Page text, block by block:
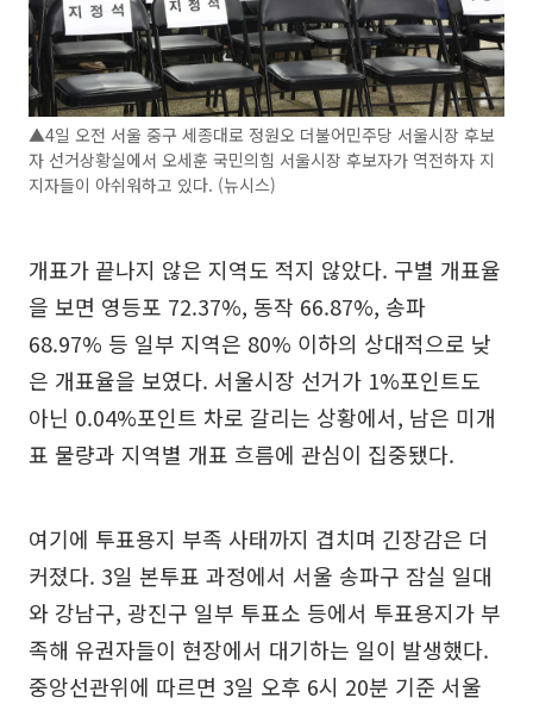
▲4일 오전 서울 중구 세종대로 정원오 더불어민주당 서울시장 후보
자 선거상황실에서 오세훈 국민의힘 서울시장 후보자가 역전하자 지
지자들이 아쉬워하고 있다. (뉴시스)
개표가 끝나지 않은 지역도 적지 않았다. 구별 개표율
을 보면 영등포 72.37%, 동작 66.87%, 송파
68.97% 등 일부 지역은 80% 이하의 상대적으로 낮
은 개표율을 보였다. 서울시장 선거가 1%포인트도
아닌 0.04%포인트 차로 갈리는 상황에서, 남은 미개
표 물량과 지역별 개표 흐름에 관심이 집중됐다.
여기에 투표용지 부족 사태까지 겹치며 긴장감은 더
커졌다. 3일 본투표 과정에서 서울 송파구 잠실 일대
와 강남구, 광진구 일부 투표소 등에서 투표용지가 부
족해 유권자들이 현장에서 대기하는 일이 발생했다.
중앙선관위에 따르면 3일 오후 6시 20분 기준 서울